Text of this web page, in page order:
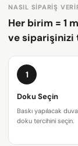
NASIL SIPARIŞ
Her birim = 1
ve siparişinizi
1
Doku Seçin
Baskı yapılacak
doku tercihini seçin.